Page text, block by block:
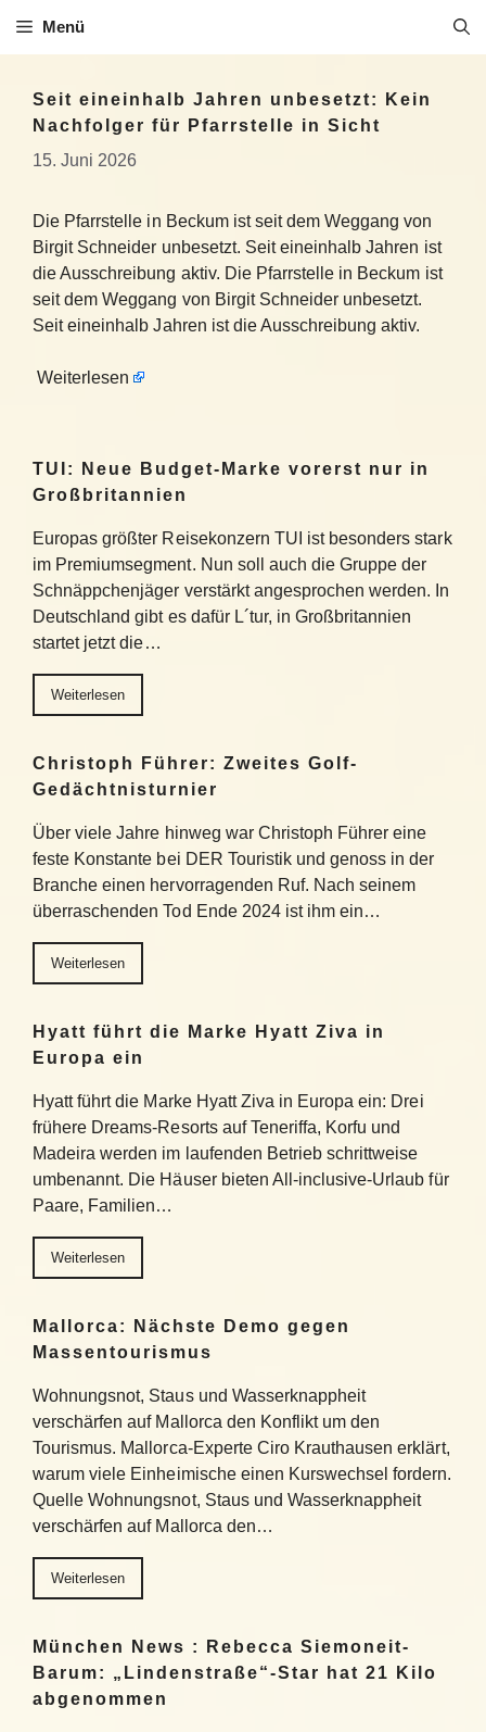
Inhalt
Menü
Seit eineinhalb Jahren unbesetzt: Kein
Nachfolger für Pfarrstelle in Sicht
15. Juni 2026
Die Pfarrstelle in Beckum ist seit dem Weggang von
Birgit Schneider unbesetzt. Seit eineinhalb Jahren ist
die Ausschreibung aktiv. Die Pfarrstelle in Beckum ist
seit dem Weggang von Birgit Schneider unbesetzt.
Seit eineinhalb Jahren ist die Ausschreibung aktiv.
Weiterlesen
TUI: Neue Budget-Marke vorerst nur in
Großbritannien
Europas größter Reisekonzern TUI ist besonders stark
im Premiumsegment. Nun soll auch die Gruppe der
Schnäppchenjäger verstärkt angesprochen werden. In
Deutschland gibt es dafür L´tur, in Großbritannien
startet jetzt die…
Weiterlesen
Christoph Führer: Zweites Golf-
Gedächtnisturnier
Über viele Jahre hinweg war Christoph Führer eine
feste Konstante bei DER Touristik und genoss in der
Branche einen hervorragenden Ruf. Nach seinem
überraschenden Tod Ende 2024 ist ihm ein…
Weiterlesen
Hyatt führt die Marke Hyatt Ziva in
Europa ein
Hyatt führt die Marke Hyatt Ziva in Europa ein: Drei
frühere Dreams-Resorts auf Teneriffa, Korfu und
Madeira werden im laufenden Betrieb schrittweise
umbenannt. Die Häuser bieten All-inclusive-Urlaub für
Paare, Familien…
Weiterlesen
Mallorca: Nächste Demo gegen
Massentourismus
Wohnungsnot, Staus und Wasserknappheit
verschärfen auf Mallorca den Konflikt um den
Tourismus. Mallorca-Experte Ciro Krauthausen erklärt,
warum viele Einheimische einen Kurswechsel fordern.
Quelle Wohnungsnot, Staus und Wasserknappheit
verschärfen auf Mallorca den…
Weiterlesen
München News : Rebecca Siemoneit-
Barum: „Lindenstraße“-Star hat 21 Kilo
abgenommen